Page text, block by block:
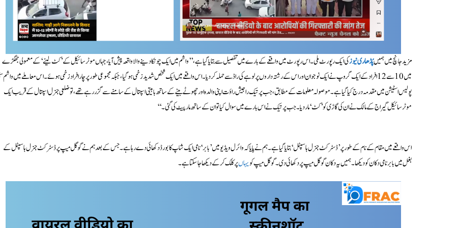
مزید جانچ میں ہمیںپُڈھاری نیوزکی ایک رپورٹ ملی۔ اس رپورٹ میں واقعے کے بارے میں تفصیل سے بتایا گیا ہے، ’’واشم میں ایک چونکا دینے والا واقعہ پیش آیا، جہاں موٹر سائیکل کے ’کٹ لینے‘ کے معمولی جھگڑے
میں 10 سے 12 افراد کے ایک گروپ نے ایک نوجوان اور اس کے رشتہ داروں پر لوہے کی راڈ سے حملہ کر دیا۔ اس واقعے میں ایک شخص شدید زخمی ہو گیا، جبکہ مجموعی طور پر چار افراد زخمی ہوئے۔ اس معاملے میں واشم
پولیس اسٹیشن میں مقدمہ درج کیا گیا ہے۔ موصولہ معلومات کے مطابق، جب پرتیک راجیش راؤت اپنی والدہ اور چھوٹے بیٹے کے ساتھ باہیتی اسپتال کے سامنے سے گزر رہے تھے، تو ضلعی جنرل اسپتال کے قریب ایک
موٹر سائیکل گیراج کے مالک نے ان کی گاڑی کو ’کٹ‘ مار دیا۔ جب پرتیک نے اس بارے میں سوال کیا تو ان کے ساتھ مارپیٹ کی گئی۔‘‘
اس واقعے میں مقام کے نام کے طور پر ’ڈسٹرکٹ جنرل ہاسپٹل‘ بتایا گیا ہے۔ ہم نے پایا کہ وائرل ویڈیو میں ’بابر‘ نامی ایک شاپ کا بورڈ دکھائی دے رہا ہے۔ جس کے بعد ہم نے گوگل میپ پر ڈسٹرکٹ جنرل ہاسپٹل کے
بغل میں بابر نامی دکان کو دیکھا۔ ہمیں یہ دکان گوگل میپ پر دکھائی دی۔ گوگل میپ کویہاںپر کلک کرکے دیکھا جا سکتا ہے۔